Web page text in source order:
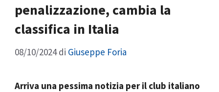
penalizzazione, cambia la
classifica in Italia
08/10/2024 di Giuseppe Foria
Arriva una pessima notizia per il club italiano